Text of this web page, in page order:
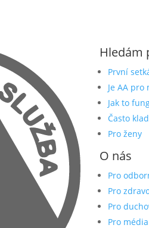
Hledám
První
Je AA pro
Jak to
Často
Pro ženy
O nás
Pro
Pro
Pro
Pro média